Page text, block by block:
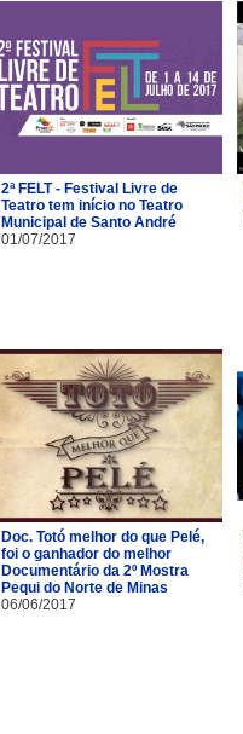
2ª FELT - Festival Livre de
Teatro tem início no Teatro
Municipal de Santo André
01/07/2017
Doc. Totó melhor do que Pelé,
foi o ganhador do melhor
Documentário da 2º Mostra
Pequi do Norte de Minas
06/06/2017